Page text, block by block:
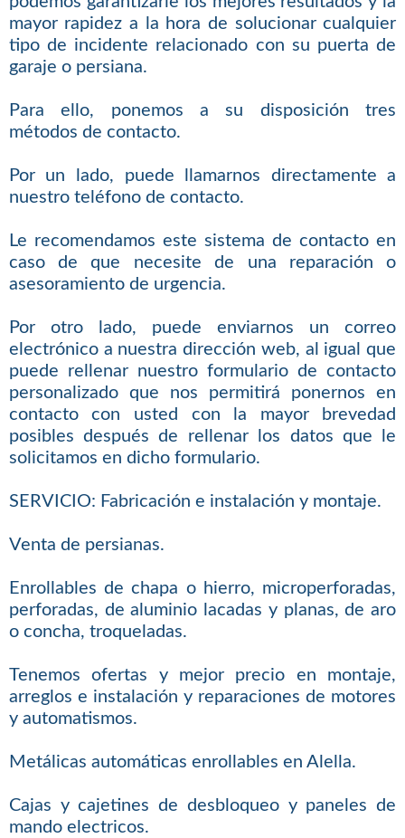
mayor rapidez a la hora de solucionar cualquier
tipo de incidente relacionado con su puerta de
garaje o persiana.
Para ello, ponemos a su disposición tres
métodos de contacto.
Por un lado, puede llamarnos directamente a
nuestro teléfono de contacto.
Le recomendamos este sistema de contacto en
caso de que necesite de una reparación o
asesoramiento de urgencia.
Por otro lado, puede enviarnos un correo
electrónico a nuestra dirección web, al igual que
puede rellenar nuestro formulario de contacto
personalizado que nos permitirá ponernos en
contacto con usted con la mayor brevedad
posibles después de rellenar los datos que le
solicitamos en dicho formulario.
SERVICIO: Fabricación e instalación y montaje.
Venta de persianas.
Enrollables de chapa o hierro, microperforadas,
perforadas, de aluminio lacadas y planas, de aro
o concha, troqueladas.
Tenemos ofertas y mejor precio en montaje,
arreglos e instalación y reparaciones de motores
y automatismos.
Metálicas automáticas enrollables en Alella.
Cajas y cajetines de desbloqueo y paneles de
mando electricos.